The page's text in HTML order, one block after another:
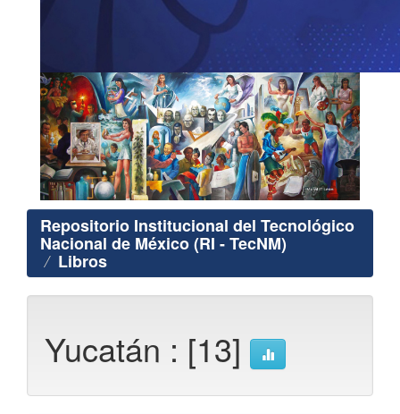
Repositorio Institucional del Tecnológico
Nacional de México (RI - TecNM)
Libros
Yucatán : [13]